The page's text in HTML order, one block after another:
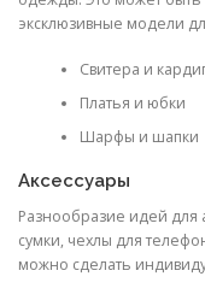
эксклюзивные модели
Свитера и
Платья и юбки
Шарфы и шапки
Аксессуары
Разнообразие идей для
сумки, чехлы для
можно сделать